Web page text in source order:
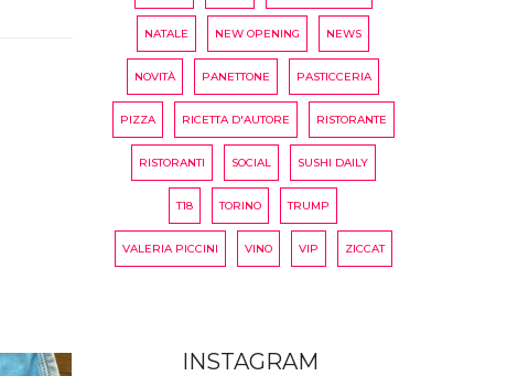
NATALE NEW OPENING NEWS
NOVITÀ PANETTONE PASTICCERIA
PIZZA RICETTA D'AUTORE RISTORANTE
RISTORANTI SOCIAL SUSHI DAILY
T18 TORINO TRUMP
VALERIA PICCINI VINO VIP ZICCAT
INSTAGRAM